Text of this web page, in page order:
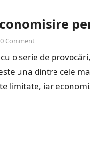
0 Comment
o serie de
una dintre cele
limitate, iar